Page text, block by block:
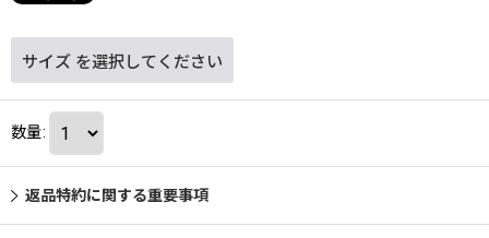
サイズ を選択してください
数量:
返品特約に関する重要事項